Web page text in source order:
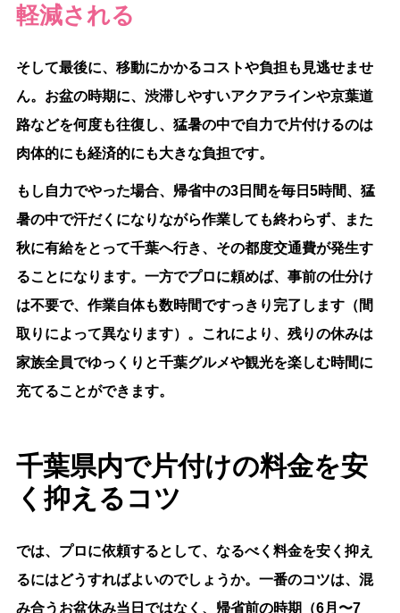
軽減される
そして最後に、移動にかかるコストや負担も見逃せませ
ん。お盆の時期に、渋滞しやすいアクアラインや京葉道
路などを何度も往復し、猛暑の中で自力で片付けるのは
肉体的にも経済的にも大きな負担です。
もし自力でやった場合、帰省中の3日間を毎日5時間、猛
暑の中で汗だくになりながら作業しても終わらず、また
秋に有給をとって千葉へ行き、その都度交通費が発生す
ることになります。一方でプロに頼めば、事前の仕分け
は不要で、作業自体も数時間ですっきり完了します（間
取りによって異なります）。これにより、残りの休みは
家族全員でゆっくりと千葉グルメや観光を楽しむ時間に
充てることができます。
千葉県内で片付けの料金を安
く抑えるコツ
では、プロに依頼するとして、なるべく料金を安く抑え
るにはどうすればよいのでしょうか。一番のコツは、混
み合うお盆休み当日ではなく、 帰省前の時期（6月〜7